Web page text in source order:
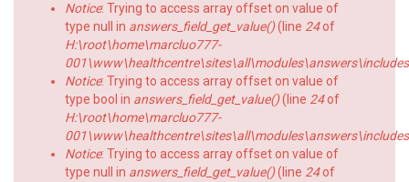
Notice: Trying to access array offset on value of
type null in answers_field_get_value()(line 24of
H:\root\home\marcluo777-
Notice: Trying to access array offset on value of
type bool in answers_field_get_value()(line 24of
H:\root\home\marcluo777-
Notice: Trying to access array offset on value of
type null in answers_field_get_value()(line 24of